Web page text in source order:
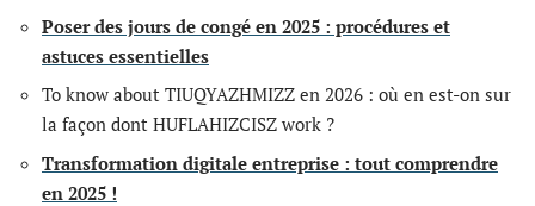
Poser des jours de congé en 2025 : procédures et
astuces essentielles
To know about TIUQYAZHMIZZ en 2026 : où en est-on sur
la façon dont HUFLAHIZCISZ work ?
Transformation digitale entreprise : tout comprendre
en 2025 !